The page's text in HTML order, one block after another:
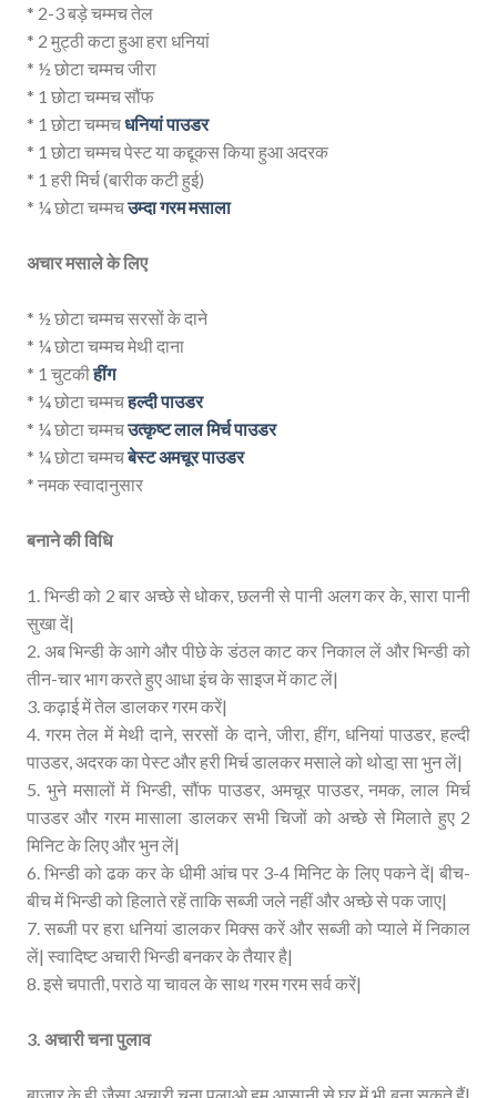
* 2-3 बड़े चम्मच तेल
* 2 मुट्ठी कटा हुआ हरा धनियां
* ½ छोटा चम्मच जीरा
* 1 छोटा चम्मच सौंफ
* 1 छोटा चम्मचधनियां पाउडर
* 1 छोटा चम्मच पेस्ट या कद्दूकस किया हुआ अदरक
* 1 हरी मिर्च (बारीक कटी हुई)
* ¼ छोटा चम्मचउम्दा गरम मसाला
अचार मसाले के लिए
* ½ छोटा चम्मच सरसों के दाने
* ¼ छोटा चम्मच मेथी दाना
* 1 चुटकीहींग
* ¼ छोटा चम्मचहल्दी पाउडर
* ¼ छोटा चम्मचउत्कृष्ट लाल मिर्च पाउडर
* ¼ छोटा चम्मचबेस्ट अमचूर पाउडर
* नमक स्वादानुसार
बनाने की विधि
1. भिन्डी को 2 बार अच्छे से धोकर, छलनी से पानी अलग कर के, सारा पानी
सुखा दें|
2. अब भिन्डी के आगे और पीछे के डंठल काट कर निकाल लें और भिन्डी को
तीन-चार भाग करते हुए आधा इंच के साइज में काट लें|
3. कढ़ाई में तेल डालकर गरम करें|
4. गरम तेल में मेथी दाने, सरसों के दाने, जीरा, हींग, धनियां पाउडर, हल्दी
पाउडर, अदरक का पेस्ट और हरी मिर्च डालकर मसाले को थोडा़ सा भुन लें|
5. भुने मसालों में भिन्डी, सौंफ पाउडर, अमचूर पाउडर, नमक, लाल मिर्च
पाउडर और गरम मासाला डालकर सभी चिजों को अच्छे से मिलाते हुए 2
मिनिट के लिए और भुन लें|
6. भिन्डी को ढक कर के धीमी आंच पर 3-4 मिनिट के लिए पकने दें| बीच-
बीच में भिन्डी को हिलाते रहें ताकि सब्जी जले नहीं और अच्छे से पक जाए|
7. सब्जी पर हरा धनियां डालकर मिक्स करें और सब्जी को प्याले में निकाल
लें| स्वादिष्ट अचारी भिन्डी बनकर के तैयार है|
8. इसे चपाती, पराठे या चावल के साथ गरम गरम सर्व करें|
3. अचारी चना पुलाव
बाज़ार के ही जैसा अचारी चना पुलाओ हम आसानी से घर में भी बना सकते हैं|